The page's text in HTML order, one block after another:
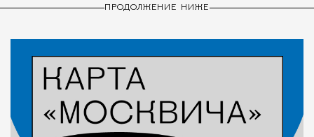
ПРОДОЛЖЕНИЕ НИЖЕ